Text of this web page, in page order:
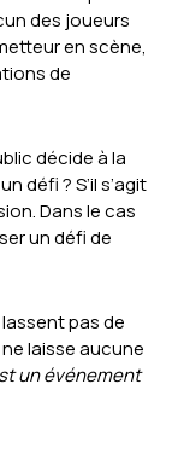
des joueurs
en scène,
de
décide à la
défi ? S’il s’agit
Dans le cas
un défi de
pas de
laisse aucune
un événement